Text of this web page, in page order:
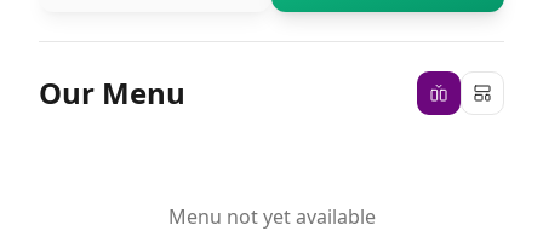
Our Menu
Menu not yet available